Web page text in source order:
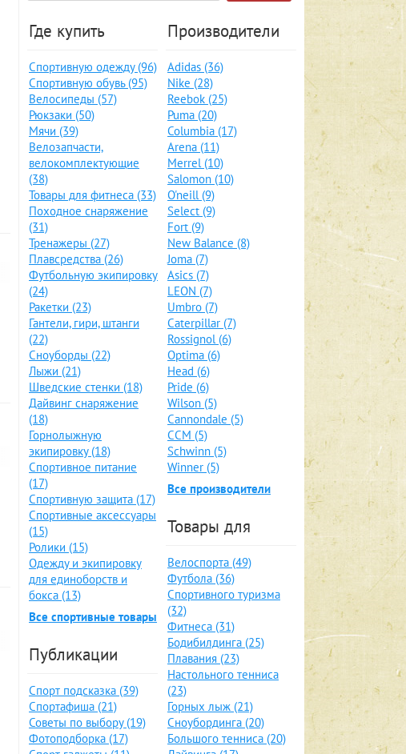
Где купить
Спортивную одежду (96)
Спортивную обувь (95)
Велосипеды (57)
Рюкзаки (50)
Мячи (39)
Велозапчасти,
велокомплектующие
(38)
Товары для фитнеса (33)
Походное снаряжение
(31)
Тренажеры (27)
Плавсредства (26)
Футбольную экипировку
(24)
Ракетки (23)
Гантели, гири, штанги
(22)
Сноуборды (22)
Лыжи (21)
Шведские стенки (18)
Дайвинг снаряжение
(18)
Горнолыжную
экипировку (18)
Спортивное питание
(17)
Спортивную защита (17)
Спортивные аксессуары
(15)
Ролики (15)
Одежду и экипировку
для единоборств и
бокса (13)
Все спортивные товары
Публикации
Спорт подсказка (39)
Спортафиша (21)
Советы по выбору (19)
Фотоподборка (17)
Производители
Adidas (36)
Nike (28)
Reebok (25)
Puma (20)
Columbia (17)
Arena (11)
Merrel (10)
Salomon (10)
O'neill (9)
Select (9)
Fort (9)
New Balance (8)
Joma (7)
Asics (7)
LEON (7)
Umbro (7)
Caterpillar (7)
Rossignol (6)
Optima (6)
Head (6)
Pride (6)
Wilson (5)
Cannondale (5)
CCM (5)
Schwinn (5)
Winner (5)
Все производители
Товары для
Велоспорта (49)
Футбола (36)
Спортивного туризма
(32)
Фитнеса (31)
Бодибилдинга (25)
Плавания (23)
Настольного тенниса
(23)
Горных лыж (21)
Сноубординга (20)
Большого тенниса (20)